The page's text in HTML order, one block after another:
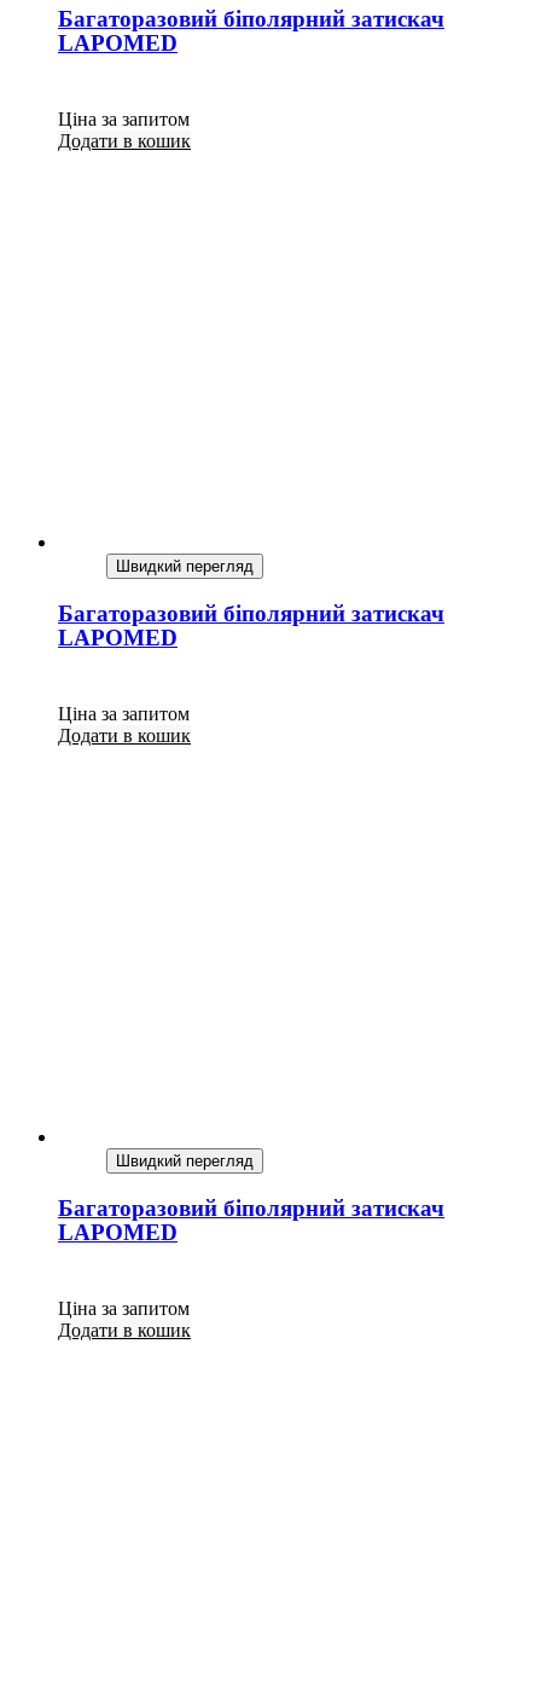
Багаторазовий біполярний затискач
LAPOMED
Ціна за запитом
Додати в кошик
Швидкий перегляд
Багаторазовий біполярний затискач
LAPOMED
Ціна за запитом
Додати в кошик
Швидкий перегляд
Багаторазовий біполярний затискач
LAPOMED
Ціна за запитом
Додати в кошик